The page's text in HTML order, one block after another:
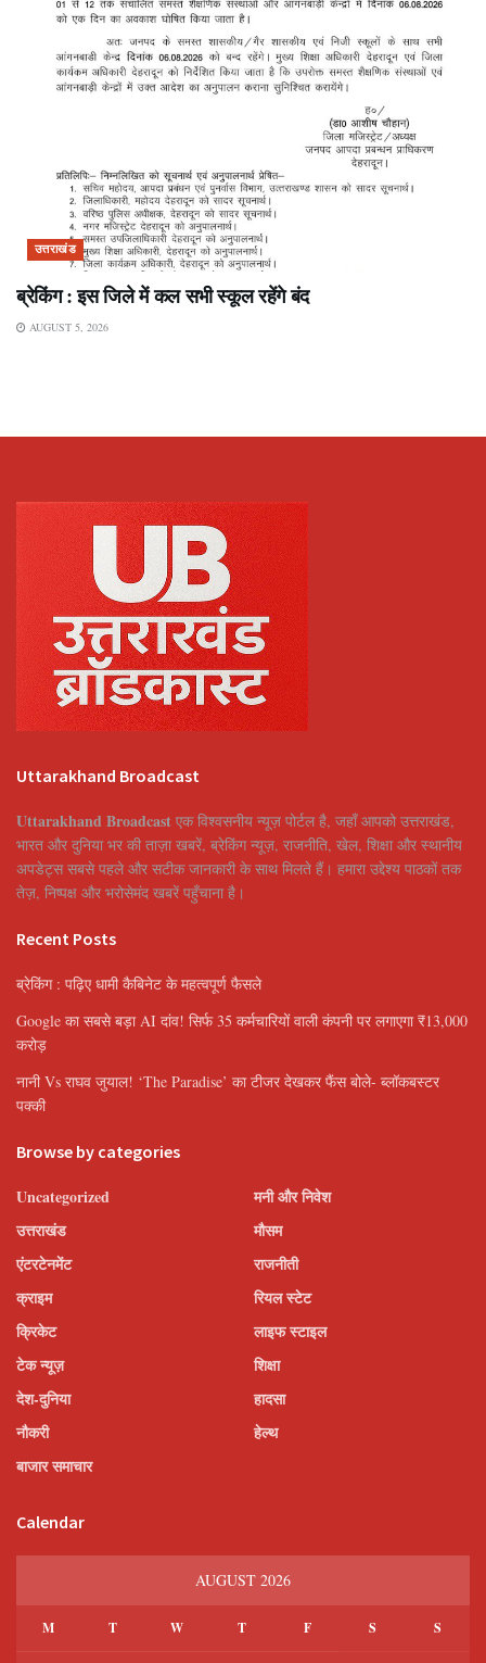
उत्तराखंड
ब्रेकिंग : इस जिले में कल सभी स्कूल रहेंगे बंद
AUGUST 5, 2026
Uttarakhand Broadcast
Uttarakhand Broadcast एक विश्वसनीय न्यूज़ पोर्टल है, जहाँ आपको उत्तराखंड,
भारत और दुनिया भर की ताज़ा खबरें, ब्रेकिंग न्यूज़, राजनीति, खेल, शिक्षा और स्थानीय
अपडेट्स सबसे पहले और सटीक जानकारी के साथ मिलते हैं। हमारा उद्देश्य पाठकों तक
तेज़, निष्पक्ष और भरोसेमंद खबरें पहुँचाना है।
Recent Posts
ब्रेकिंग : पढ़िए धामी कैबिनेट के महत्वपूर्ण फैसले
Google का सबसे बड़ा AI दांव! सिर्फ 35 कर्मचारियों वाली कंपनी पर लगाएगा ₹13,000
करोड़
नानी Vs राघव जुयाल! ‘The Paradise’ का टीजर देखकर फैंस बोले- ब्लॉकबस्टर
पक्की
Browse by categories
Uncategorized
उत्तराखंड
एंटरटेनमेंट
क्राइम
क्रिकेट
टेक न्यूज़
देश-दुनिया
नौकरी
बाजार समाचार
मनी और निवेश
मौसम
राजनीती
रियल स्टेट
लाइफ स्टाइल
शिक्षा
हादसा
हेल्थ
Calendar
AUGUST 2026
M T W T F S S